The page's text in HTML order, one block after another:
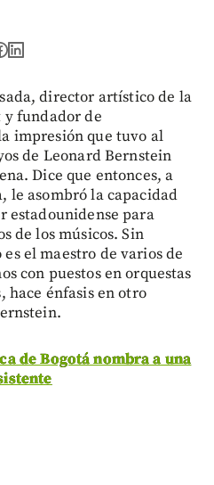
director artístico de la
y fundador de
impresión que tuvo al
de Leonard Bernstein
Dice que entonces, a
le asombró la capacidad
estadounidense para
de los músicos. Sin
el maestro de varios de
con puestos en orquestas
hace énfasis en otro
de Bogotá nombra a una